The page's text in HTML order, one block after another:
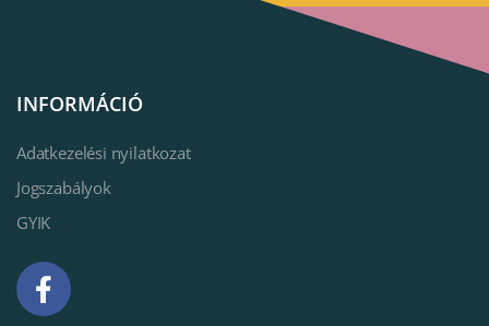
INFORMÁCIÓ
Adatkezelési nyilatkozat
Jogszabályok
GYIK